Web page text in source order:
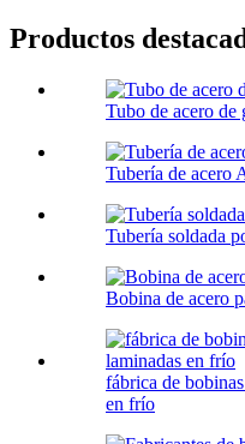
Productos
Tubo de acero
Tubería de acero
Tubería soldada
Bobina de acero
fábrica de
en frío